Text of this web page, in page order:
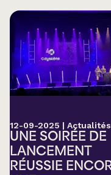
12-09-2025 | Actualités
UNE SOIRÉE DE
LANCEMENT
RÉUSSIE